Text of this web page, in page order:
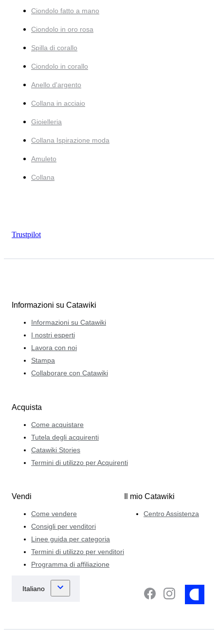
Ciondolo fatto a mano
Ciondolo in oro rosa
Spilla di corallo
Ciondolo in corallo
Anello d'argento
Collana in acciaio
Gioielleria
Collana Ispirazione moda
Amuleto
Collana
Trustpilot
Informazioni su Catawiki
Informazioni su Catawiki
I nostri esperti
Lavora con noi
Stampa
Collaborare con Catawiki
Acquista
Come acquistare
Tutela degli acquirenti
Catawiki Stories
Termini di utilizzo per Acquirenti
Vendi
Come vendere
Consigli per venditori
Linee guida per categoria
Termini di utilizzo per venditori
Programma di affiliazione
Il mio Catawiki
Centro Assistenza